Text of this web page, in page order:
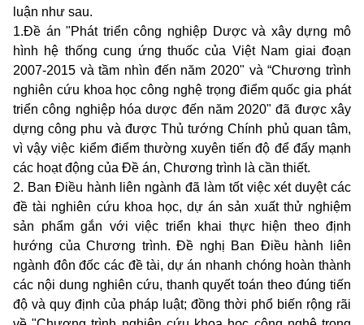
luận như sau.
1.Đề án "Phát triển công nghiệp Dược và xây dựng mô
hình hệ thống cung ứng thuốc của Việt Nam giai đoạn
2007-2015 và tầm nhìn đến năm 2020" và “Chương trình
nghiên cứu khoa học công nghệ trọng điểm quốc gia phát
triển công nghiệp hóa dược đến năm 2020" đã được xây
dựng công phu và được Thủ tướng Chính phủ quan tâm,
vì vậy việc kiểm điểm thường xuyên tiến độ để đẩy mạnh
các hoạt động của Đề án, Chương trình là cần thiết.
2. Ban Điều hành liên ngành đã làm tốt việc xét duyệt các
đề tài nghiên cứu khoa học, dự án sản xuất thử nghiệm
sản phẩm gắn với việc triển khai thực hiện theo định
hướng của Chương trình. Đề nghị Ban Điều hành liên
ngành đôn đốc các đề tài, dự án nhanh chóng hoàn thành
các nội dung nghiên cứu, thanh quyết toán theo đúng tiến
độ và quy định của pháp luật; đồng thời phổ biến rộng rãi